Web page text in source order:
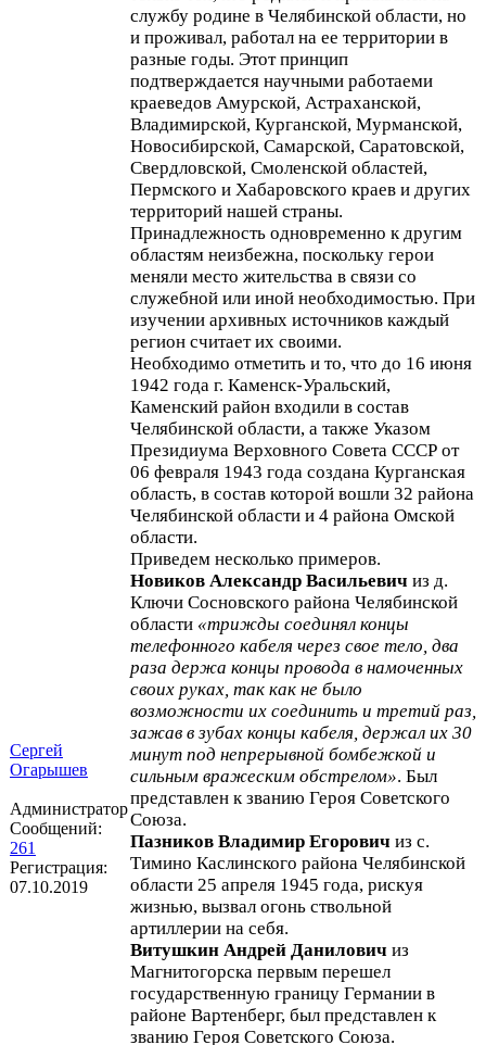
Сергей
Огарышев
Администратор
Сообщений:
261
Регистрация:
07.10.2019
службу родине в Челябинской области, но
и проживал, работал на ее территории в
разные годы. Этот принцип
подтверждается научными работаеми
краеведов Амурской, Астраханской,
Владимирской, Курганской, Мурманской,
Новосибирской, Самарской, Саратовской,
Свердловской, Смоленской областей,
Пермского и Хабаровского краев и других
территорий нашей страны.
Принадлежность одновременно к другим
областям неизбежна, поскольку герои
меняли место жительства в связи со
служебной или иной необходимостью. При
изучении архивных источников каждый
регион считает их своими.
Необходимо отметить и то, что до 16 июня
1942 года г. Каменск-Уральский,
Каменский район входили в состав
Челябинской области, а также Указом
Президиума Верховного Совета СССР от
06 февраля 1943 года создана Курганская
область, в состав которой вошли 32 района
Челябинской области и 4 района Омской
области.
Приведем несколько примеров.
Новиков Александр Васильевич из д.
Ключи Сосновского района Челябинской
области «трижды соединял концы
телефонного кабеля через свое тело, два
раза держа концы провода в намоченных
своих руках, так как не было
возможности их соединить и третий раз,
зажав в зубах концы кабеля, держал их 30
минут под непрерывной бомбежкой и
сильным вражеским обстрелом». Был
представлен к званию Героя Советского
Союза.
Пазников Владимир Егорович из с.
Тимино Каслинского района Челябинской
области 25 апреля 1945 года, рискуя
жизнью, вызвал огонь ствольной
артиллерии на себя.
Витушкин Андрей Данилович из
Магнитогорска первым перешел
государственную границу Германии в
районе Вартенберг, был представлен к
званию Героя Советского Союза.